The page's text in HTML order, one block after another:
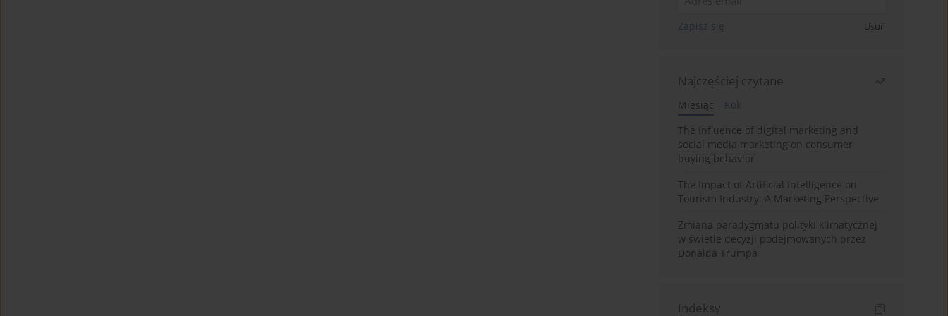
Zapisz się Usuń
Najczęściej czytane
Miesiąc
Rok
The influence of digital marketing and
social media marketing on consumer
buying behavior
The Impact of Artificial Intelligence on
Tourism Industry: A Marketing Perspective
Zmiana paradygmatu polityki klimatycznej
w świetle decyzji podejmowanych przez
Donalda Trumpa
Indeksy